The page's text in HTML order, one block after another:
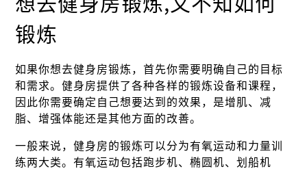
锻炼
如果你想去健身房锻炼，首先你需要明确自己的目标
和需求。健身房提供了各种各样的锻炼设备和课程，
因此你需要确定自己想要达到的效果，是增肌、减
脂、增强体能还是其他方面的改善。
一般来说，健身房的锻炼可以分为有氧运动和力量训
练两大类。有氧运动包括跑步机、椭圆机、划船机